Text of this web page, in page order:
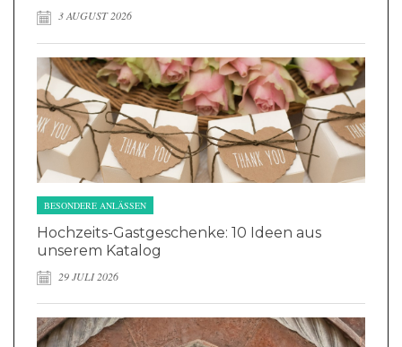
3 AUGUST 2026
BESONDERE ANLÄSSEN
Hochzeits-Gastgeschenke: 10 Ideen aus
unserem Katalog
29 JULI 2026